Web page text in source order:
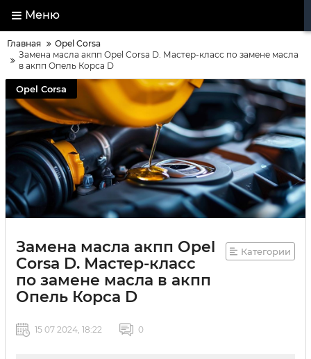
Меню
Главная
Opel Corsa
Замена масла акпп Opel Corsa D. Мастер-класс по замене масла
в акпп Опель Корса D
Opel Corsa
Замена масла акпп Opel
Corsa D. Мастер-класс
по замене масла в акпп
Опель Корса D
Категории
15 07 2024, 18:22 0